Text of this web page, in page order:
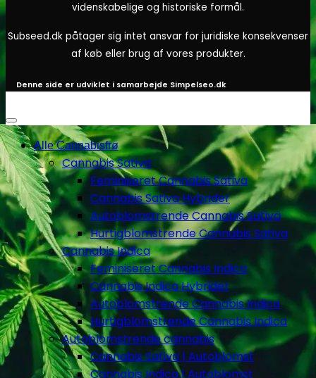
videnskabelige og historiske formål.
Subseed.dk påtager sig intet ansvar for juridiske konsekvenser
af køb eller brug af vores produkter.
Denne side er udviklet i samarbejde Simpelseo.dk
Alle Cannabisfrø
Cannabis Sativa
Feminiseret Cannabis Sativa
Cannabis Sativa Hybrider
Autoblomstrende Cannabis Sativa
Hurtigblomstrende Cannabis Sativa
Cannabis Indica
Feminiseret Cannabis Indica
Cannabis Indica Hybrider
Autoblomstrende Cannabis Indica
Hurtigblomstrende Cannabis Indica
Autoblomstrende cannabis
Cannabis Sativa | Autoblomst
Cannabis Indica | Autoblomst